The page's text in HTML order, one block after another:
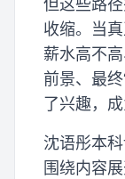
但这些路
收缩。当
薪水高不
前景、最
了兴趣，
沈语彤本
围绕内容展